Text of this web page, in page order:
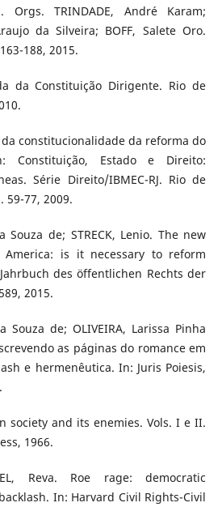
Orgs. TRINDADE, André Karam;
da Silveira; BOFF, Salete Oro.
188, 2015.
da Constituição Dirigente. Rio de
da constitucionalidade da reforma do
Constituição, Estado e Direito:
Série Direito/IBMEC-RJ. Rio de
59-77, 2009.
Souza de; STRECK, Lenio. The new
is it necessary to reform
des öffentlichen Rechts der
2015.
Souza de; OLIVEIRA, Larissa Pinha
as páginas do romance em
e hermenêutica. In: Juris Poiesis,
society and its enemies. Vols. I e II.
1966.
Reva. Roe rage: democratic
In: Harvard Civil Rights-Civil